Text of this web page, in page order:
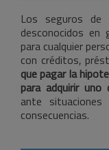
Los seguros de
desconocidos en
para cualquier
con créditos,
que pagar la
para adquirir
ante
consecuencias.